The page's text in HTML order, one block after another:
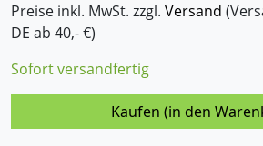
Preise inkl. MwSt. zzgl. Versand
DE ab 40,- €)
Sofort versandfertig
Kaufen (in den